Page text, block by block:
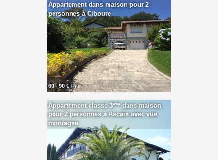
Appartement dans maison pour 2
personnes à Ciboure
60 - 90 €/ nuit
Appartement classé 3*** dans maison
pour 2 personnes à Ascain avec vue
montagne